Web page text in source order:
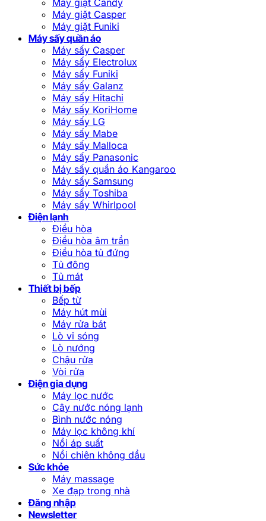
Máy giặt Casper
Máy giặt Funiki
Máy sấy quần áo
Máy sấy Casper
Máy sấy Electrolux
Máy sấy Funiki
Máy sấy Galanz
Máy sấy Hitachi
Máy sấy KoriHome
Máy sấy LG
Máy sấy Mabe
Máy sấy Malloca
Máy sấy Panasonic
Máy sấy quần áo Kangaroo
Máy sấy Samsung
Máy sấy Toshiba
Máy sấy Whirlpool
Điện lạnh
Điều hòa
Điều hòa âm trần
Điều hòa tủ đứng
Tủ đông
Tủ mát
Thiết bị bếp
Bếp từ
Máy hút mùi
Máy rửa bát
Lò vi sóng
Lò nướng
Chậu rửa
Vòi rửa
Điện gia dụng
Máy lọc nước
Cây nước nóng lạnh
Bình nước nóng
Máy lọc không khí
Nồi áp suất
Nồi chiên không dầu
Sức khỏe
Máy massage
Xe đạp trong nhà
Đăng nhập
Newsletter